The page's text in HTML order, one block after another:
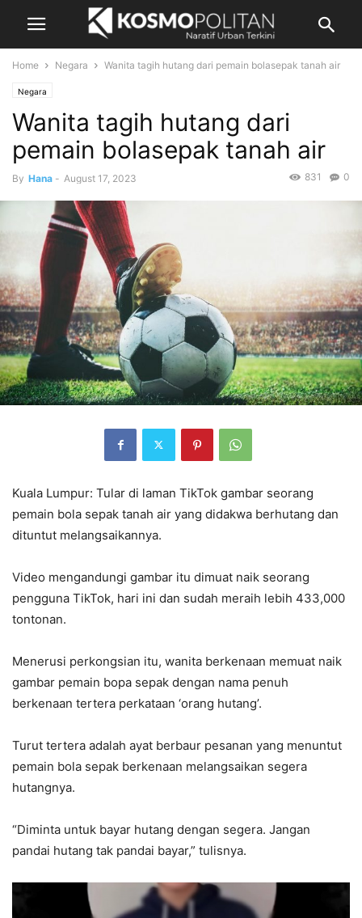
Home Negara Wanita tagih hutang dari pemain bolasepak tanah air
Negara
Wanita tagih hutang dari
pemain bolasepak tanah air
By Hana - August 17, 2023 0
831
Kuala Lumpur: Tular di laman TikTok gambar seorang
pemain bola sepak tanah air yang didakwa berhutang dan
dituntut melangsaikannya.
Video mengandungi gambar itu dimuat naik seorang
pengguna TikTok, hari ini dan sudah meraih lebih 433,000
tontonan.
Menerusi perkongsian itu, wanita berkenaan memuat naik
gambar pemain bopa sepak dengan nama penuh
berkenaan tertera perkataan ‘orang hutang’.
Turut tertera adalah ayat berbaur pesanan yang menuntut
pemain bola sepak berkenaan melangsaikan segera
hutangnya.
“Diminta untuk bayar hutang dengan segera. Jangan
pandai hutang tak pandai bayar,” tulisnya.